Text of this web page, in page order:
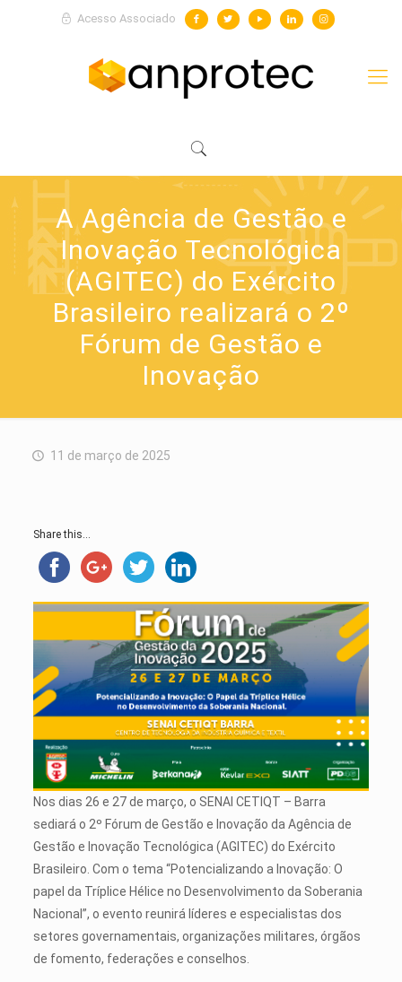
Acesso Associado
A Agência de Gestão e
Inovação Tecnológica
(AGITEC) do Exército
Brasileiro realizará o 2º
Fórum de Gestão e
Inovação
11 de março de 2025
Share this...
Nos dias 26 e 27 de março, o SENAI CETIQT – Barra
sediará o 2º Fórum de Gestão e Inovação da Agência de
Gestão e Inovação Tecnológica (AGITEC) do Exército
Brasileiro. Com o tema “Potencializando a Inovação: O
papel da Tríplice Hélice no Desenvolvimento da Soberania
Nacional”, o evento reunirá líderes e especialistas dos
setores governamentais, organizações militares, órgãos
de fomento, federações e conselhos.